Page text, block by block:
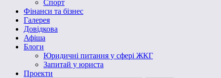
Спорт
Фінанси та бізнес
Галерея
Довідкова
Афіша
Блоги
Юридичні питання у сфері ЖКГ
Запитай у юриста
Проекти